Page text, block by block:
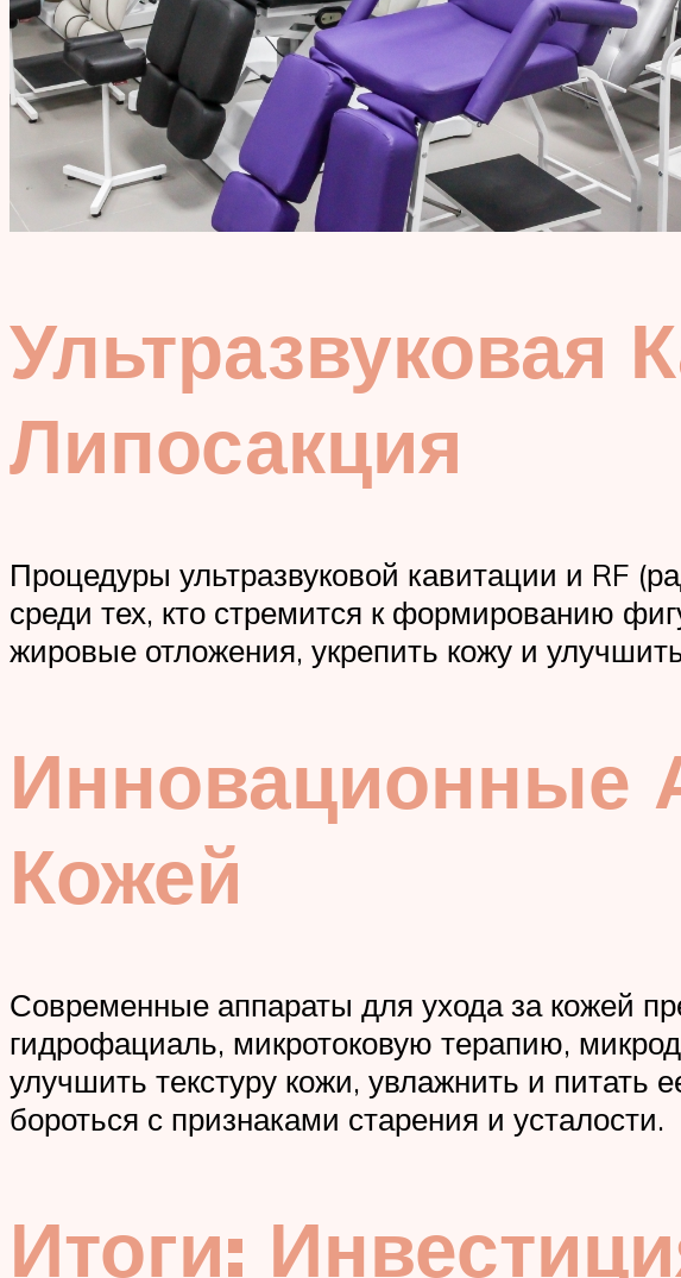
Ультразвуковая
Липосакция
Процедуры ультразвуковой кавитации и RF
среди тех, кто стремится к формированию
жировые отложения, укрепить кожу и
Инновационные
Кожей
Современные аппараты для ухода за кожей
гидрофациаль, микротоковую терапию,
улучшить текстуру кожи, увлажнить и питать
бороться с признаками старения и усталости.
Итоги: